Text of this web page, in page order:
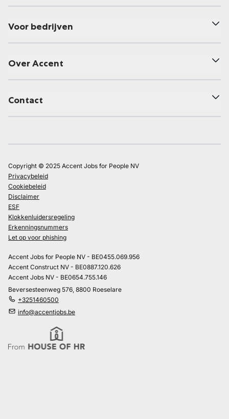
Voor bedrijven
Over Accent
Contact
Copyright © 2025 Accent Jobs for People NV
Privacybeleid
Cookiebeleid
Disclaimer
ESF
Klokkenluidersregeling
Erkenningsnummers
Let op voor phishing
Accent Jobs for People NV - BE0455.069.956
Accent Construct NV - BE0887.120.626
Accent Jobs NV - BE0654.755.146
Beversesteenweg 576, 8800 Roeselare
+3251460500
info@accentjobs.be